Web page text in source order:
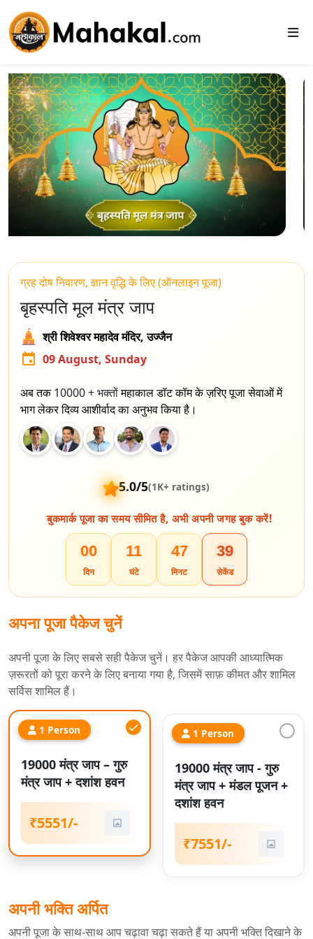
ग्रह दोष निवारण, ज्ञान वृद्धि के लिए (ऑनलाइन पूजा)
बृहस्पति मूल मंत्र जाप
श्री शिवेश्वर महादेव मंदिर, उज्जैन
09 August, Sunday
अब तक 10000 +भक्तोंमहाकाल डॉट कॉम के ज़रिए पूजा सेवाओं में
भाग लेकर दिव्य आशीर्वाद का अनुभव किया है।
5.0/5(1K+ ratings)
बुकमार्क पूजा का समय सीमित है, अभी अपनी जगह बुक करें!
00
दिन
11
घंटे
47
मिनट
39
सेकेंड
अपना पूजा पैकेज चुनें
अपनी पूजा के लिए सबसे सही पैकेज चुनें। हर पैकेज आपकी आध्यात्मिक
ज़रूरतों को पूरा करने के लिए बनाया गया है, जिसमें साफ़ कीमत और शामिल
सर्विस शामिल हैं।
1 Person
19000 मंत्र जाप – गुरु
मंत्र जाप + दशांश हवन
₹5551/-
1 Person
19000 मंत्र जाप - गुरु
मंत्र जाप + मंडल पूजन +
दशांश हवन
₹7551/-
अपनी भक्ति अर्पित
अपनी पूजा के साथ-साथ आप चढ़ावा चढ़ा सकते हैं या अपनी भक्ति दिखाने के